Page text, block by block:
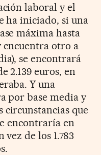
laboral y el
ha iniciado, si una
máxima hasta
encuentra otro a
se encontrará
2.139 euros, en
Y una
por base media y
circunstancias que
encontraría en
vez de los 1.783